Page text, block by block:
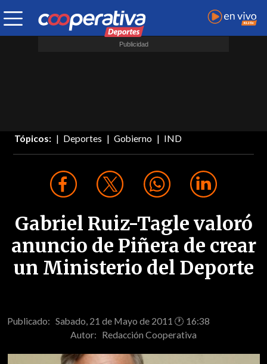
Tópicos: Deportes Gobierno IND
Gabriel Ruiz-Tagle valoró
anuncio de Piñera de crear
un Ministerio del Deporte
Publicado: Sabado, 21 de Mayo de 2011 🕐 16:38
Autor: Redacción Cooperativa